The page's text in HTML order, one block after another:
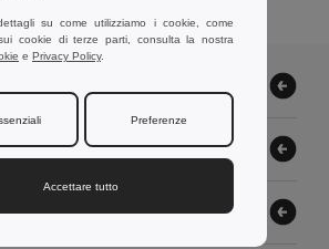
su come utilizziamo i cookie, come
cookie di terze parti, consulta la nostra
e Privacy Policy.
Preferenze
Accettare tutto